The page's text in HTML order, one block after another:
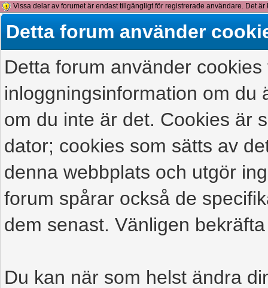
Vissa delar av forumet är endast tillgängligt för registrerade användare. Det
detta meddelande.
Detta forum använder
Detta forum använder
inloggningsinformation om du
om du inte är det. Cookies är
dator; cookies som sätts av
denna webbplats och utgör
forum spårar också de
dem senast. Vänligen
Du kan när som helst ändra